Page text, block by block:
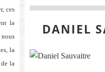
ces
la
nous
la
la
DANIEL